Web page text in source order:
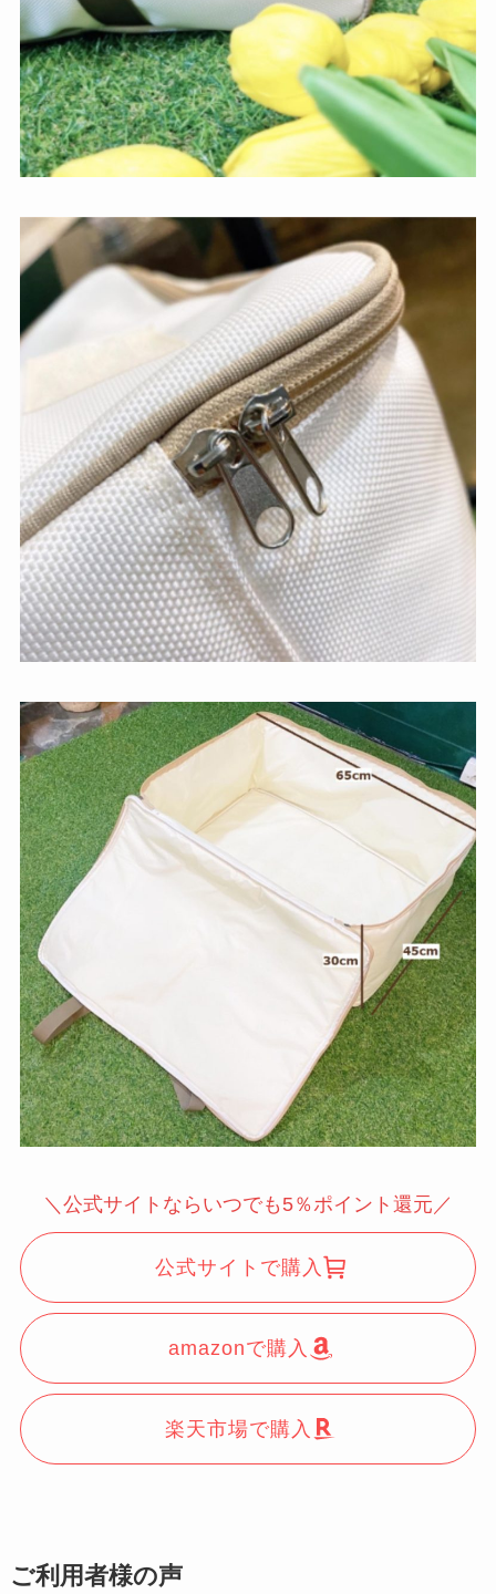
＼公式サイトならいつでも5％ポイント還元／
公式サイトで購入
amazonで購入
楽天市場で購入
ご利用者様の声